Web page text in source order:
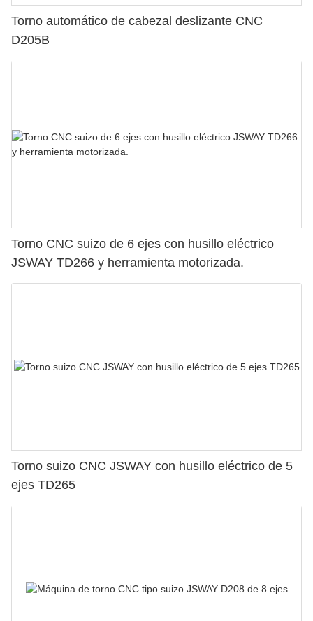
Torno automático de cabezal deslizante CNC
D205B
Torno CNC suizo de 6 ejes con husillo eléctrico
JSWAY TD266 y herramienta motorizada.
Torno suizo CNC JSWAY con husillo eléctrico de 5
ejes TD265